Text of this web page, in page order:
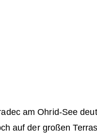
am Ohrid-See
auf der großen